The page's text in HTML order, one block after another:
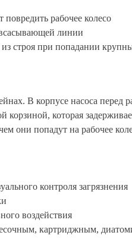
рабочее колесо
всасывающей линии
строя при попадании
В корпусе насоса перед
корзиной, которая
они попадут на рабочее
контроля загрязнения
воздействия
картриджным,